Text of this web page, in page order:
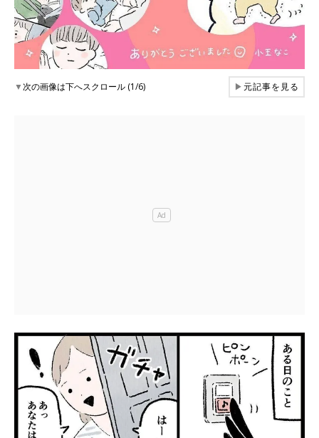
▼次の画像は下へスクロール (1/6) ▶元記事を見る